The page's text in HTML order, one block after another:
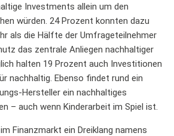
Investments allein um den
würden. 24 Prozent konnten dazu
als die Hälfte der Umfrageteilnehmer
das zentrale Anliegen nachhaltiger
halten 19 Prozent auch Investitionen
nachhaltig. Ebenso findet rund ein
Hersteller ein nachhaltiges
– auch wenn Kinderarbeit im Spiel ist.
Finanzmarkt ein Dreiklang namens